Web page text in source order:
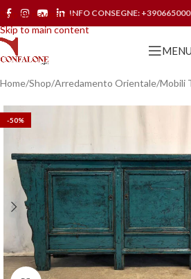
Skip to navigation
Skip to main content
INFO CONSEGNE:
MENU
Home/Shop/Arredamento Orientale/Mobili
-50%